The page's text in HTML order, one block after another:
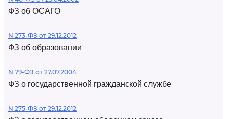
ФЗ об ОСАГО
N 273-ФЗ от 29.12.2012
ФЗ об образовании
N 79-ФЗ от 27.07.2004
ФЗ о государственной гражданской службе
N 275-ФЗ от 29.12.2012